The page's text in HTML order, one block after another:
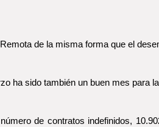
Remota de la misma forma que el
ha sido también un buen mes para
de contratos indefinidos,